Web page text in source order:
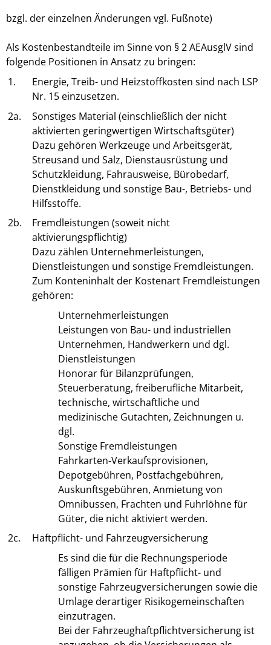
bzgl. der einzelnen Änderungen vgl. Fußnote)
Als Kostenbestandteile im Sinne von § 2 AEAusglV sind
folgende Positionen in Ansatz zu bringen:
1.
Energie, Treib- und Heizstoffkosten sind nach LSP
Nr. 15 einzusetzen.
2a.
Sonstiges Material (einschließlich der nicht
aktivierten geringwertigen Wirtschaftsgüter)
Dazu gehören Werkzeuge und Arbeitsgerät,
Streusand und Salz, Dienstausrüstung und
Schutzkleidung, Fahrausweise, Bürobedarf,
Dienstkleidung und sonstige Bau-, Betriebs- und
Hilfsstoffe.
2b.
Fremdleistungen (soweit nicht
aktivierungspflichtig)
Dazu zählen Unternehmerleistungen,
Dienstleistungen und sonstige Fremdleistungen.
Zum Konteninhalt der Kostenart Fremdleistungen
gehören:
Unternehmerleistungen
Leistungen von Bau- und industriellen
Unternehmen, Handwerkern und dgl.
Dienstleistungen
Honorar für Bilanzprüfungen,
Steuerberatung, freiberufliche Mitarbeit,
technische, wirtschaftliche und
medizinische Gutachten, Zeichnungen u.
dgl.
Sonstige Fremdleistungen
Fahrkarten-Verkaufsprovisionen,
Depotgebühren, Postfachgebühren,
Auskunftsgebühren, Anmietung von
Omnibussen, Frachten und Fuhrlöhne für
Güter, die nicht aktiviert werden.
2c.
Haftpflicht- und Fahrzeugversicherung
Es sind die für die Rechnungsperiode
fälligen Prämien für Haftpflicht- und
sonstige Fahrzeugversicherungen sowie die
Umlage derartiger Risikogemeinschaften
einzutragen.
Bei der Fahrzeughaftpflichtversicherung ist